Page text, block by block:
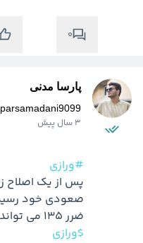
0
پارسا مدنی
parsamadani9099
3 سال پیش
#ورازی
ضرر 135 می تواند مورد توجه قرار گیرد
$ورازی